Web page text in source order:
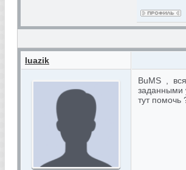
luazik
BuMS , вся
заданными
тут помочь